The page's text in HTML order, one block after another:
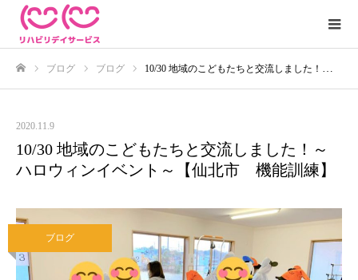
ブログ ブログ 10/30 地域のこどもたちと交流しました！～ハロウィンイベント～【仙北市 機能訓練】
2020.11.9
10/30 地域のこどもたちと交流しました！～
ハロウィンイベント～【仙北市 機能訓練】
ブログ